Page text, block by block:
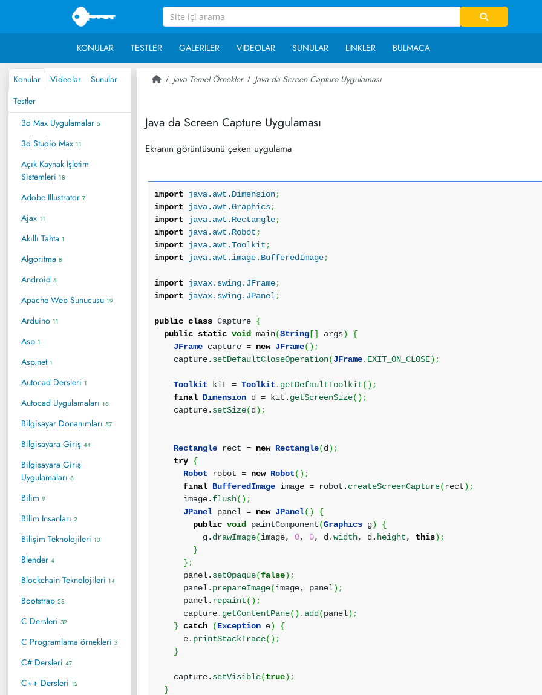
KONULAR TESTLER GALERILER VIDEOLAR SUNULAR LINKLER BULMACA
Konular Videolar
Sunular
Testler
3d Max Uygulamalar 5
3d Studio Max 11
Açık Kaynak İşletim
Sistemleri 18
Adobe Illustrator 7
Ajax 11
Akıllı Tahta 1
Algoritma 8
Android 6
Apache Web Sunucusu 19
Arduino 11
Asp 1
Asp.net 1
Autocad Dersleri 1
Autocad Uygulamaları 16
Bilgisayar Donanımları 57
Bilgisayara Giriş 44
Bilgisayara Giriş
Uygulamaları 8
Bilim 9
Bilim Insanları 2
Bilişim Teknolojileri 13
Blender 4
Blockchain Teknolojileri 14
Bootstrap 23
C Dersleri 32
C Programlama örnekleri 3
C# Dersleri 47
C++ Dersleri 12
Java Temel Örnekler Java da Screen Capture Uygulaması
Java da Screen Capture Uygulaması
Ekranın görüntüsünü çeken uygulama
import java.awt.Dimension;
import
java.awt.Graphics;
import
java.awt.Rectangle;
import
java.awt.Robot ;
import
java.awt.Toolkit ;
import
java.awt.image.BufferedImage;
import javax.swing.JFrame;
import
javax.swing.JPanel;
public class Capture {
public static void main(String[] args)
{
JFrame capture = new JFrame( ) ;
capture. setDefaultCloseOperation(JFrame. EXIT_ON_CLOSE) ;
Toolkit kit =Toolkit . getDefaultToolkit( ) ;
final Dimension d = kit. getScreenSize( ) ;
capture. setSize(d) ;
Rectangle rect = new Rectangle(d) ;
try {
Robot robot = new Robot( ) ;
final BufferedImage image = robot. createScreenCapture(rect) ;
image. flush( ) ;
JPanel panel = new JPanel( )
{
public void paintComponent(Graphics g)
{
g. drawImage(image, 0, 0, d.width, d. height, this) ;
}
} ;
panel. setOpaque(false) ;
panel. prepareImage(image, panel) ;
panel. repaint( ) ;
capture. getContentPane( ) . add(panel) ;
} catch (Exception e)
{
e. printStackTrace( ) ;
}
capture. setVisible(true) ;
}